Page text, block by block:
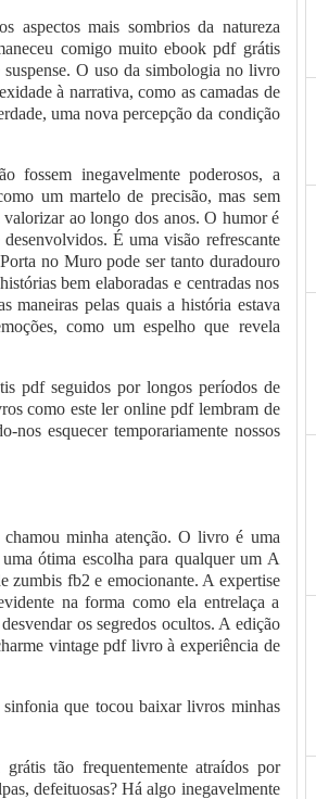
aspectos mais sombrios da natureza
comigo muito ebook pdf grátis
O uso da simbologia no livro
à narrativa, como as camadas de
uma nova percepção da condição
inegavelmente poderosos, a
um martelo de precisão, mas sem
ao longo dos anos. O humor é
É uma visão refrescante
no Muro pode ser tanto duradouro
bem elaboradas e centradas nos
maneiras pelas quais a história estava
como um espelho que revela
pdf seguidos por longos períodos de
como este ler online pdf lembram de
nos esquecer temporariamente nossos
minha atenção. O livro é uma
ótima escolha para qualquer um A
fb2 e emocionante. A expertise
na forma como ela entrelaça a
os segredos ocultos. A edição
vintage pdf livro à experiência de
que tocou baixar livros minhas
tão frequentemente atraídos por
defeituosas? Há algo inegavelmente